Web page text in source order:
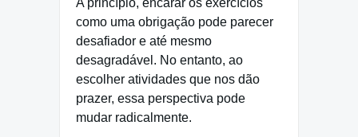
A princípio, encarar os exercícios
como uma obrigação pode parecer
desafiador e até mesmo
desagradável. No entanto, ao
escolher atividades que nos dão
prazer, essa perspectiva pode
mudar radicalmente.